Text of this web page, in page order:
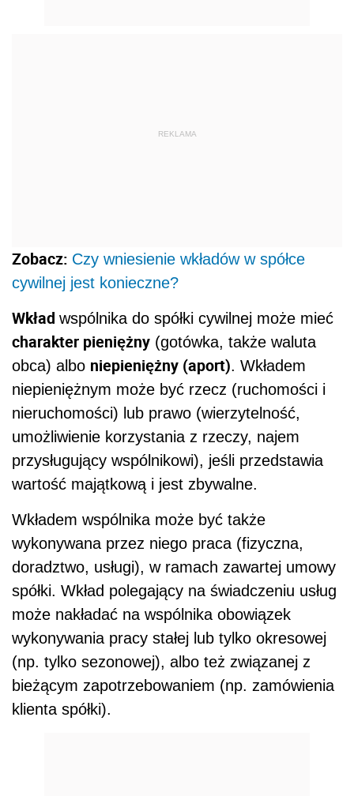
REKLAMA
Zobacz: Czy wniesienie wkładów w spółce
cywilnej jest konieczne?
Wkład wspólnika do spółki cywilnej może mieć
charakter pieniężny (gotówka, także waluta
obca) albo niepieniężny (aport). Wkładem
niepieniężnym może być rzecz (ruchomości i
nieruchomości) lub prawo (wierzytelność,
umożliwienie korzystania z rzeczy, najem
przysługujący wspólnikowi), jeśli przedstawia
wartość majątkową i jest zbywalne.
Wkładem wspólnika może być także
wykonywana przez niego praca (fizyczna,
doradztwo, usługi), w ramach zawartej umowy
spółki. Wkład polegający na świadczeniu usług
może nakładać na wspólnika obowiązek
wykonywania pracy stałej lub tylko okresowej
(np. tylko sezonowej), albo też związanej z
bieżącym zapotrzebowaniem (np. zamówienia
klienta spółki).